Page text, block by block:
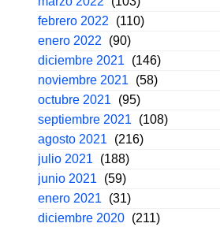
febrero 2022
(110)
enero 2022
(90)
diciembre 2021
(146)
noviembre 2021
(58)
octubre 2021
(95)
septiembre 2021
(108)
agosto 2021
(216)
julio 2021
(188)
junio 2021
(59)
enero 2021
(31)
diciembre 2020 (211)